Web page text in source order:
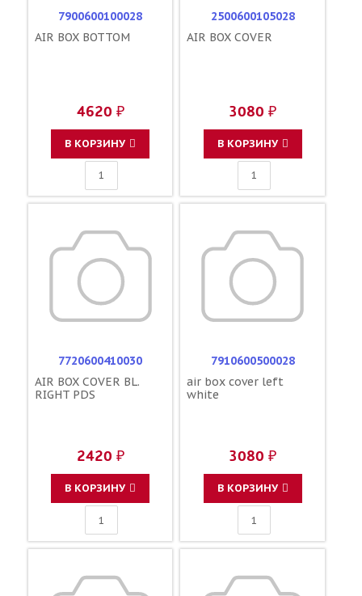
7900600100028
AIR BOX BOTTOM
4620 ₽
В КОРЗИНУ
2500600105028
AIR BOX COVER
3080 ₽
В КОРЗИНУ
7720600410030
AIR BOX COVER BL.
RIGHT PDS
2420 ₽
В КОРЗИНУ
7910600500028
air box cover left
white
3080 ₽
В КОРЗИНУ